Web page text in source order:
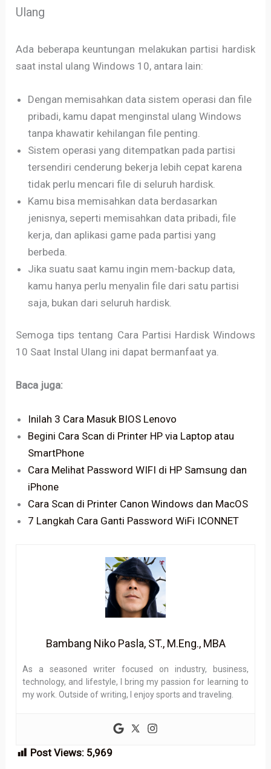
Ulang
Ada beberapa keuntungan melakukan partisi hardisk
saat instal ulang Windows 10, antara lain:
Dengan memisahkan data sistem operasi dan file
pribadi, kamu dapat menginstal ulang Windows
tanpa khawatir kehilangan file penting.
Sistem operasi yang ditempatkan pada partisi
tersendiri cenderung bekerja lebih cepat karena
tidak perlu mencari file di seluruh hardisk.
Kamu bisa memisahkan data berdasarkan
jenisnya, seperti memisahkan data pribadi, file
kerja, dan aplikasi game pada partisi yang
berbeda.
Jika suatu saat kamu ingin mem-backup data,
kamu hanya perlu menyalin file dari satu partisi
saja, bukan dari seluruh hardisk.
Semoga tips tentang Cara Partisi Hardisk Windows
10 Saat Instal Ulang ini dapat bermanfaat ya.
Baca juga:
Inilah 3 Cara Masuk BIOS Lenovo
Begini Cara Scan di Printer HP via Laptop atau
SmartPhone
Cara Melihat Password WIFI di HP Samsung dan
iPhone
Cara Scan di Printer Canon Windows dan MacOS
7 Langkah Cara Ganti Password WiFi ICONNET
Bambang Niko Pasla, ST., M.Eng., MBA
As a seasoned writer focused on industry, business,
technology, and lifestyle, I bring my passion for learning to
my work. Outside of writing, I enjoy sports and traveling.
Post Views: 5,969